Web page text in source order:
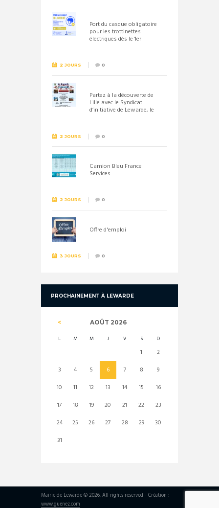
Port du casque obligatoire
pour les trottinettes
électriques dès le 1er
2 JOURS 0
Partez à la découverte de
Lille avec le Syndicat
d’initiative de Lewarde, le
2 JOURS 0
Camion Bleu France
Services
2 JOURS 0
Offre d'emploi
3 JOURS 0
PROCHAINEMENT À LEWARDE
AOÛT 2026
L M M J V S D
1
2
3
4 5 6 7 8
9
10
11 12 13 14 15
16
17
18 19 20 21 22
23
24
25 26 27 28 29
30
31
Mairie de Lewarde © 2026. All rights reserved - Création :
www.guenez.com